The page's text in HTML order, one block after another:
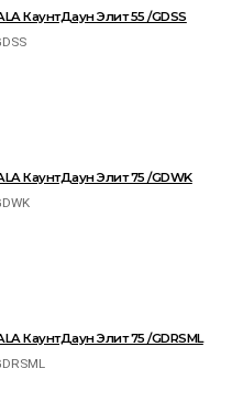
КаунтДаун Элит 55 /GDSS
КаунтДаун Элит 75 /GDWK
КаунтДаун Элит 75 /GDRSML